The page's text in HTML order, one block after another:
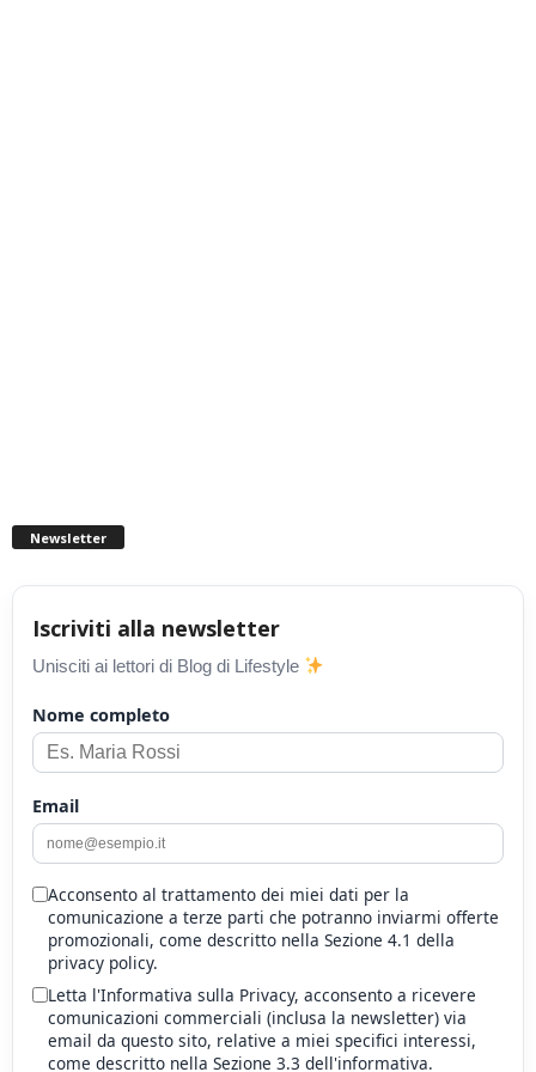
Newsletter
Iscriviti alla newsletter
Unisciti ai lettori di Blog di Lifestyle
Nome completo
Email
Acconsento al trattamento dei miei dati per la
comunicazione a terze parti che potranno inviarmi offerte
promozionali, come descritto nella Sezione 4.1 della
privacy policy.
Letta l'Informativa sulla Privacy, acconsento a ricevere
comunicazioni commerciali (inclusa la newsletter) via
email da questo sito, relative a miei specifici interessi,
come descritto nella Sezione 3.3 dell'informativa.